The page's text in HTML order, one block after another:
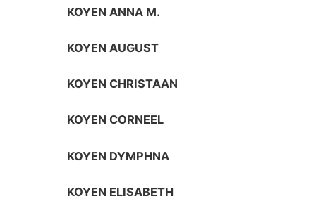
KOYEN ANNA M.
KOYEN AUGUST
KOYEN CHRISTAAN
KOYEN CORNEEL
KOYEN DYMPHNA
KOYEN ELISABETH